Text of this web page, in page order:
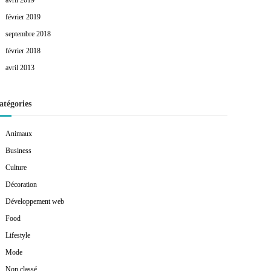
février 2019
septembre 2018
février 2018
avril 2013
Animaux
Business
Culture
Décoration
Développement web
Food
Lifestyle
Mode
Non classé